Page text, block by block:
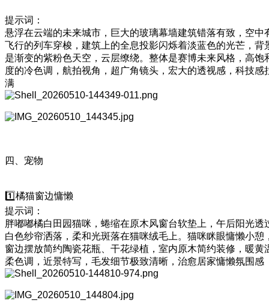
提示词：
悬浮在云端的未来城市，巨大的玻璃幕墙建筑错落有致，空中
飞行的列车穿梭，建筑上的全息投影闪烁着淡蓝色的光芒，背
是渐变的紫粉色天空，云层缭绕。整体是赛博未来风格，高饱
度的冷色调，航拍视角，超广角镜头，宏大的透视感，科技感
满
四、宠物
1️⃣橘猫窗边慵懒
提示词：
胖嘟嘟橘白田园猫咪，蜷缩在原木风窗台软垫上，午后阳光透
白色纱帘洒落，柔和光斑落在猫咪绒毛上。猫咪眯眼慵懒小憩
窗边摆放简约陶瓷花瓶、干花绿植，室内原木简约装修，暖黄
柔色调，近景特写，毛发细节极致清晰，治愈居家慵懒氛围感